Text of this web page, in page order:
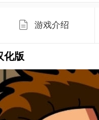
游戏介绍
化版